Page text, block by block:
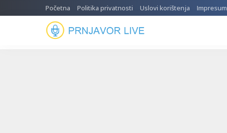
Početna Politika privatnosti Uslovi korištenja Impresum